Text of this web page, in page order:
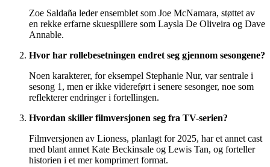
Zoe Saldaña leder ensemblet som Joe McNamara, støttet av
en rekke erfarne skuespillere som Laysla De Oliveira og Dave
Annable.
Hvor har rollebesetningen endret seg gjennom sesongene?
Noen karakterer, for eksempel Stephanie Nur, var sentrale i
sesong 1, men er ikke videreført i senere sesonger, noe som
reflekterer endringer i fortellingen.
Hvordan skiller filmversjonen seg fra TV-serien?
Filmversjonen av Lioness, planlagt for 2025, har et annet cast
med blant annet Kate Beckinsale og Lewis Tan, og forteller
historien i et mer komprimert format.